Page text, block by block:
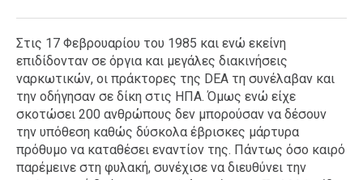
Στις 17 Φεβρουαρίου του 1985 και ενώ εκείνη
επιδίδονταν σε όpγια και μεγάλες διακινήσεις
ναρκωτικών, οι πράκτορες της DEA τη συνέλαβαν και
την οδήγησαν σε δίκη στις ΗΠΑ. Όμως ενώ είχε
σκοτώσει 200 ανθρώπους δεν μπορούσαν να δέσουν
την υπόθεση καθώς δύσκολα έβρισκες μάρτυρα
πρόθυμο να καταθέσει εναντίον της. Πάντως όσο καιρό
παρέμεινε στη φυλακή, συνέχισε να διευθύνει την